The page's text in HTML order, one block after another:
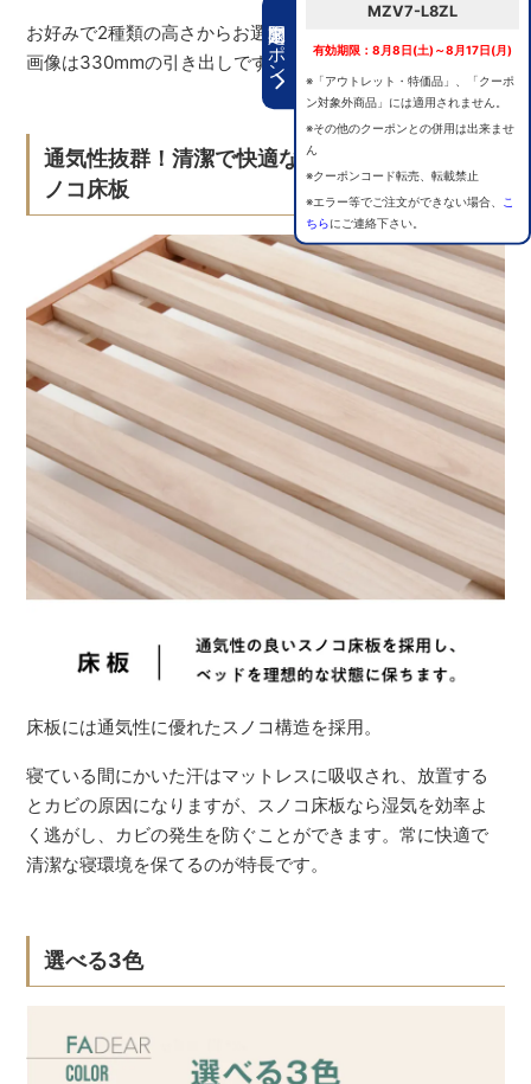
期間限定クーポン
MZV7-L8ZL
有効期限：8月8日(土)～8月17日(月)
※「アウトレット・特価品」、「クーポ
ン対象外商品」には適用されません。
※その他のクーポンとの併用は出来ませ
ん
※クーポンコード転売、転載禁止
※エラー等でご注文ができない場合、
こ
ちらにご連絡下さい。
お好みで2種類の高さからお選びいただけます。※イメージ
画像は330mmの引き出しです。
通気性抜群！清潔で快適な睡眠環境を保つス
ノコ床板
床板には通気性に優れたスノコ構造を採用。
寝ている間にかいた汗はマットレスに吸収され、放置する
とカビの原因になりますが、スノコ床板なら湿気を効率よ
く逃がし、カビの発生を防ぐことができます。常に快適で
清潔な寝環境を保てるのが特長です。
選べる3色